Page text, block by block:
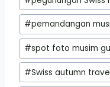
#pemandangan
#spot foto musim
#Swiss autumn